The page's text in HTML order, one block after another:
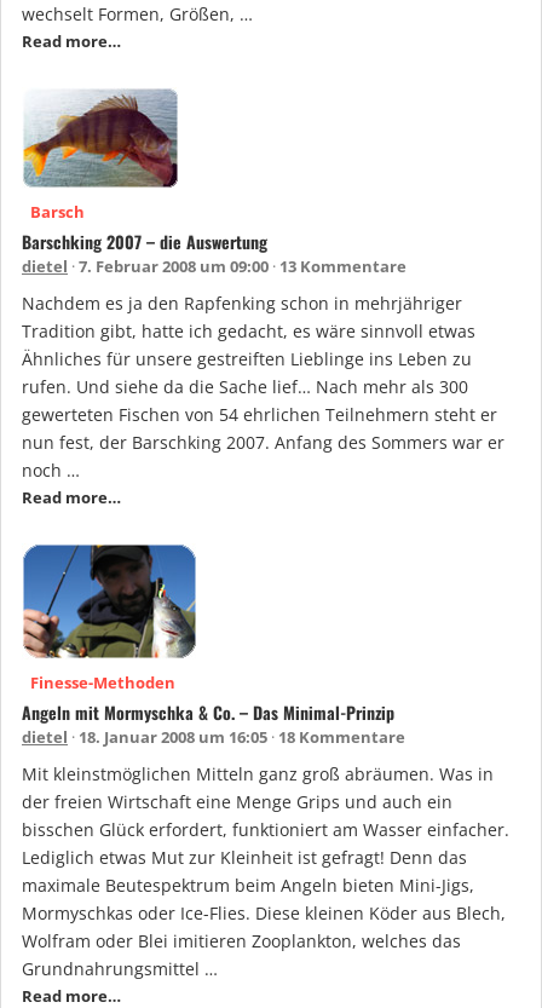
wechselt Formen, Größen, …
Read more…
Barsch
Barschking 2007 – die Auswertung
dietel 7. Februar 2008 um 09:00 13 Kommentare
Nachdem es ja den Rapfenking schon in mehrjähriger
Tradition gibt, hatte ich gedacht, es wäre sinnvoll etwas
Ähnliches für unsere gestreiften Lieblinge ins Leben zu
rufen. Und siehe da die Sache lief… Nach mehr als 300
gewerteten Fischen von 54 ehrlichen Teilnehmern steht er
nun fest, der Barschking 2007. Anfang des Sommers war er
noch …
Read more…
Finesse-Methoden
Angeln mit Mormyschka & Co. – Das Minimal-Prinzip
dietel 18. Januar 2008 um 16:05 18 Kommentare
Mit kleinstmöglichen Mitteln ganz groß abräumen. Was in
der freien Wirtschaft eine Menge Grips und auch ein
bisschen Glück erfordert, funktioniert am Wasser einfacher.
Lediglich etwas Mut zur Kleinheit ist gefragt! Denn das
maximale Beutespektrum beim Angeln bieten Mini-Jigs,
Mormyschkas oder Ice-Flies. Diese kleinen Köder aus Blech,
Wolfram oder Blei imitieren Zooplankton, welches das
Grundnahrungsmittel …
Read more…